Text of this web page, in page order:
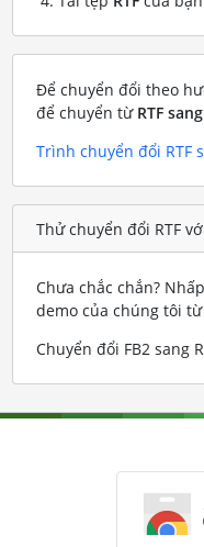
Để chuyển đổi theo
để chuyển từ RTF
Trình chuyển đổi RTF
Thử chuyển đổi RTF
Chưa chắc chắn?
demo của chúng tôi từ
Chuyển đổi FB2 sang